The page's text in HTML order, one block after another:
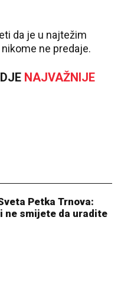
da je u najtežim
ne predaje.
NAJVAŽNIJE
Petka Trnova:
ne smijete da uradite